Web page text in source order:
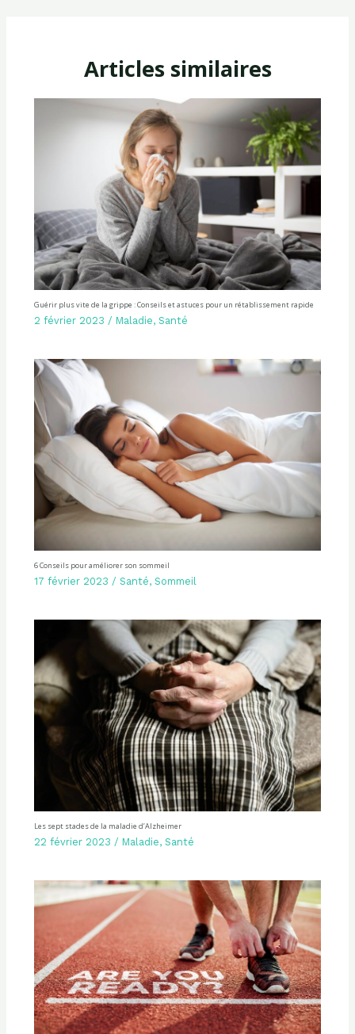
Articles similaires
Guérir plus vite de la grippe : Conseils et astuces pour un rétablissement rapide
2 février 2023 / Maladie, Santé
6 Conseils pour améliorer son sommeil
17 février 2023 / Santé, Sommeil
Les sept stades de la maladie d’Alzheimer
22 février 2023 / Maladie, Santé